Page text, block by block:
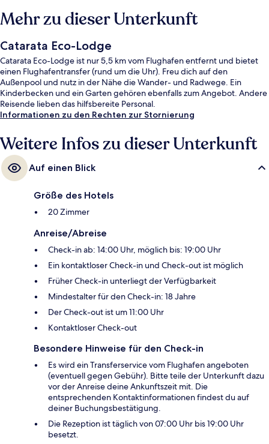
Mehr zu dieser Unterkunft
Catarata Eco-Lodge
Catarata Eco-Lodge ist nur 5,5 km vom Flughafen entfernt und bietet
einen Flughafentransfer (rund um die Uhr). Freu dich auf den
Außenpool und nutz in der Nähe die Wander- und Radwege. Ein
Kinderbecken und ein Garten gehören ebenfalls zum Angebot. Andere
Reisende lieben das hilfsbereite Personal.
Informationen zu den Rechten zur Stornierung
Weitere Infos zu dieser Unterkunft
Auf einen Blick
Größe des Hotels
20 Zimmer
Anreise/Abreise
Check-in ab: 14:00 Uhr, möglich bis: 19:00 Uhr
Ein kontaktloser Check-in und Check-out ist möglich
Früher Check-in unterliegt der Verfügbarkeit
Mindestalter für den Check-in: 18 Jahre
Der Check-out ist um 11:00 Uhr
Kontaktloser Check-out
Besondere Hinweise für den Check-in
Es wird ein Transferservice vom Flughafen angeboten
(eventuell gegen Gebühr). Bitte teile der Unterkunft dazu
vor der Anreise deine Ankunftszeit mit. Die
entsprechenden Kontaktinformationen findest du auf
deiner Buchungsbestätigung.
Die Rezeption ist täglich von 07:00 Uhr bis 19:00 Uhr
besetzt.